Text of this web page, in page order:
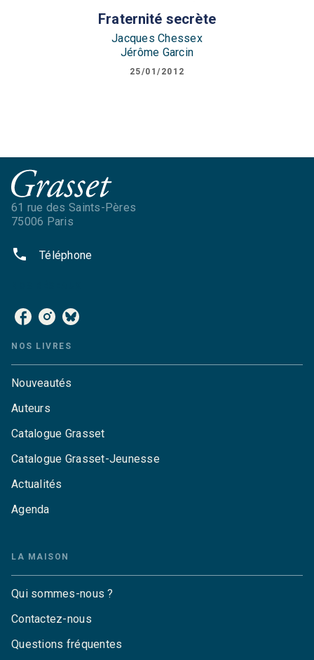
Fraternité secrète
Jacques Chessex
Jérôme Garcin
25/01/2012
61 rue des Saints-Pères
75006 Paris
phone Téléphone
NOS LIVRES
Nouveautés
Auteurs
Catalogue Grasset
Catalogue Grasset-Jeunesse
Actualités
Agenda
LA MAISON
Qui sommes-nous ?
Contactez-nous
Questions fréquentes